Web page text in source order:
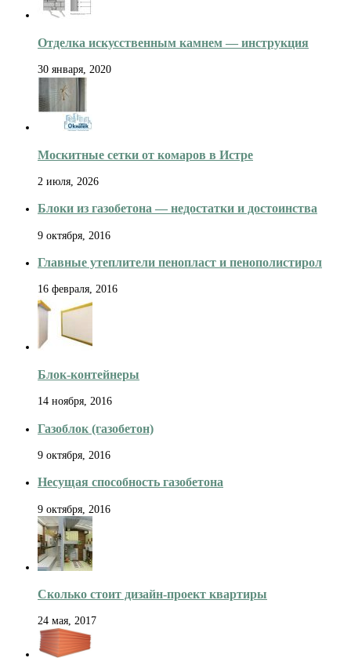
Отделка искусственным камнем — инструкция
30 января, 2020
Москитные сетки от комаров в Истре
2 июля, 2026
Блоки из газобетона — недостатки и достоинства
9 октября, 2016
Главные утеплители пенопласт и пенополистирол
16 февраля, 2016
Блок-контейнеры
14 ноября, 2016
Газоблок (газобетон)
9 октября, 2016
Несущая способность газобетона
9 октября, 2016
Сколько стоит дизайн-проект квартиры
24 мая, 2017